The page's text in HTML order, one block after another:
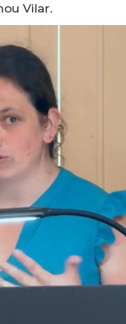
Vilar.